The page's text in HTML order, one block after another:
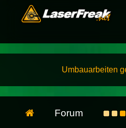
Umbauarbeiten
Forum